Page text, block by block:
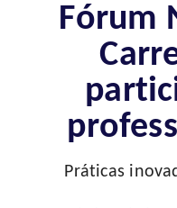
Fórum
Práticas